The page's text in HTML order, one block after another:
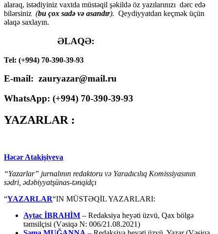
alaraq, istədiyiniz vaxtda müstəqil şəkildə öz yazılarınızı dərc edə
bilərsiniz (bu çox sadə və asandır). Qeydiyyatdan keçmək üçün
əlaqə saxlayın.
ƏLAQƏ:
Tel: (+994) 70-390-39-93
E-mail: zauryazar@mail.ru
WhatsApp: (+994) 70-390-39-93
YAZARLAR :
Həcər Atakişiyeva
“Yazarlar” jurnalının redaktoru və Yaradıcılıq Komissiyasının
sədri, ədəbiyyatşünas-tənqidçı
“YAZARLAR“IN MÜSTƏQİL YAZARLARI:
Aytac İBRAHİM – Redaksiya heyəti üzvü, Qax bölgə
təmsilçisi (Vəsiqə N: 006/21.08.2021)